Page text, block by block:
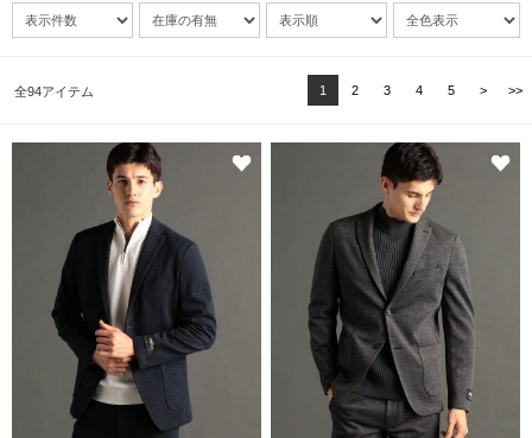
全94アイテム 1 2 3 4 5 > >>